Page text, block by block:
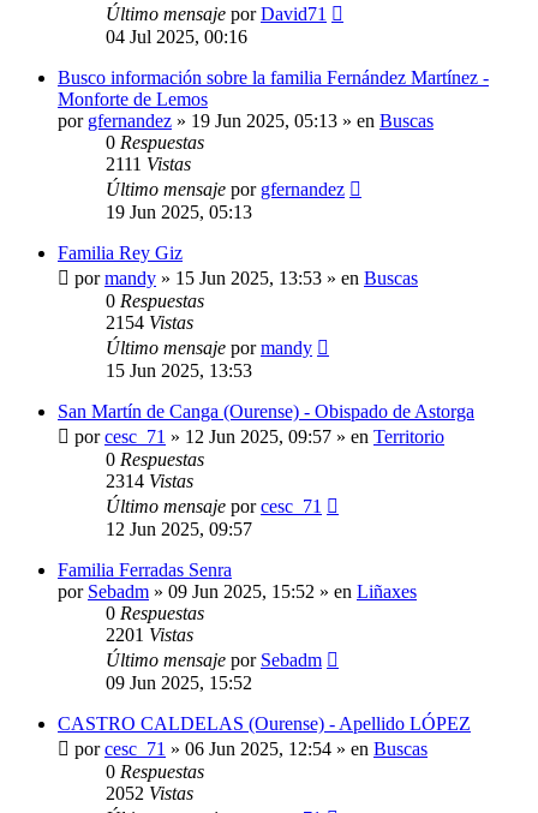
Último mensaje porDavid71
04 Jul 2025, 00:16
Busco información sobre la familia Fernández Martínez -
Monforte de Lemos
por gfernandez » 19 Jun 2025, 05:13 » en Buscas
0 Respuestas
2111 Vistas
Último mensaje por gfernandez
19 Jun 2025, 05:13
Familia Rey Giz
pormandy » 15 Jun 2025, 13:53 » en Buscas
0 Respuestas
2154 Vistas
Último mensaje pormandy
15 Jun 2025, 13:53
San Martín de Canga (Ourense) - Obispado de Astorga
porcesc_71 » 12 Jun 2025, 09:57 » en Territorio
0 Respuestas
2314 Vistas
Último mensaje porcesc_71
12 Jun 2025, 09:57
Familia Ferradas Senra
por Sebadm » 09 Jun 2025, 15:52 » en Liñaxes
0 Respuestas
2201 Vistas
Último mensaje por Sebadm
09 Jun 2025, 15:52
CASTRO CALDELAS (Ourense) - Apellido LÓPEZ
porcesc_71 » 06 Jun 2025, 12:54 » en Buscas
0 Respuestas
2052 Vistas